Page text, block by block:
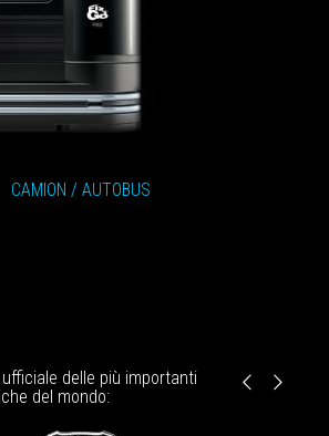
CAMION / AUTOBUS
delle più importanti
del mondo:
Anteriore
Posteriore